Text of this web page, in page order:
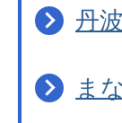
丹
ま